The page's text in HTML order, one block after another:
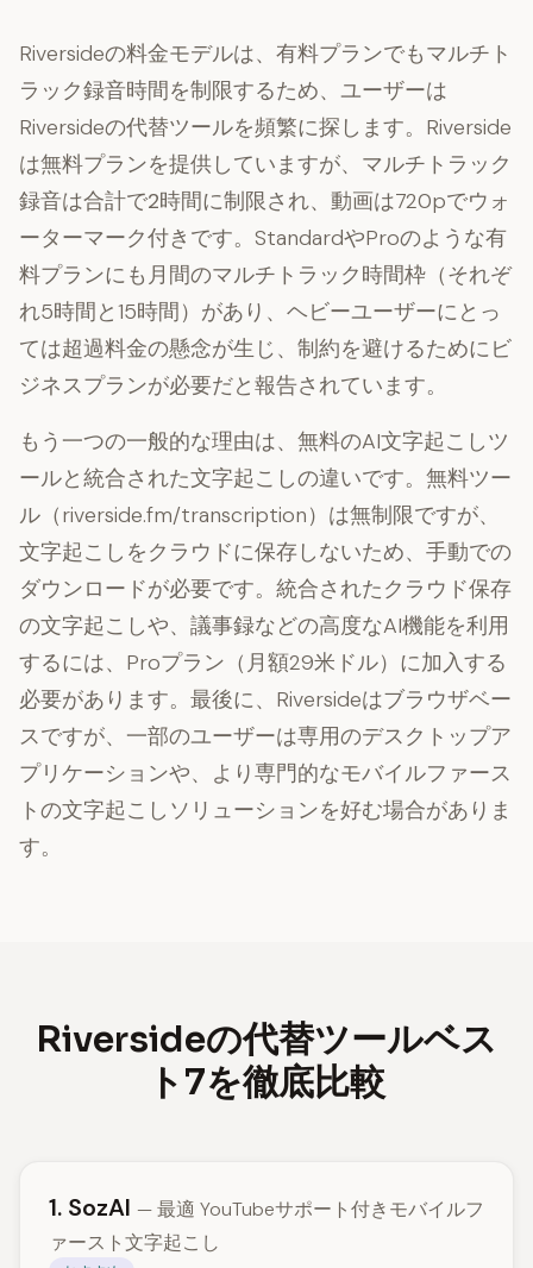
Riversideの料金モデルは、有料プランでもマルチト
ラック録音時間を制限するため、ユーザーは
Riversideの代替ツールを頻繁に探します。Riverside
は無料プランを提供していますが、マルチトラック
録音は合計で2時間に制限され、動画は720pでウォ
ーターマーク付きです。StandardやProのような有
料プランにも月間のマルチトラック時間枠（それぞ
れ5時間と15時間）があり、ヘビーユーザーにとっ
ては超過料金の懸念が生じ、制約を避けるためにビ
ジネスプランが必要だと報告されています。
もう一つの一般的な理由は、無料のAI文字起こしツ
ールと統合された文字起こしの違いです。無料ツー
ル（riverside.fm/transcription）は無制限ですが、
文字起こしをクラウドに保存しないため、手動での
ダウンロードが必要です。統合されたクラウド保存
の文字起こしや、議事録などの高度なAI機能を利用
するには、Proプラン（月額29米ドル）に加入する
必要があります。最後に、Riversideはブラウザベー
スですが、一部のユーザーは専用のデスクトップア
プリケーションや、より専門的なモバイルファース
トの文字起こしソリューションを好む場合がありま
す。
Riversideの代替ツールベス
ト7を徹底比較
1. SozAI — 最適 YouTubeサポート付きモバイルフ
ァースト文字起こし